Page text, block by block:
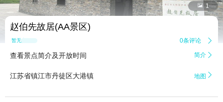
 1
赵伯先故居(AA景区)
暂无点评 0条评论 
查看景点简介及开放时间 简介 
江苏省镇江市丹徒区大港镇 地图 